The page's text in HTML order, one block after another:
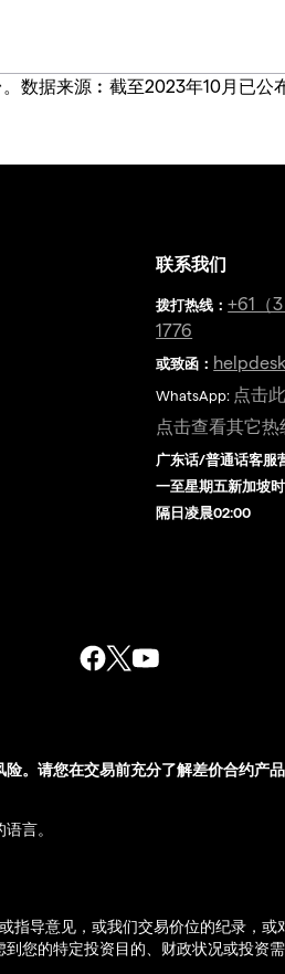
数据来源︰截至2023年10月已公
联系我们
拨打热线 ：+61（
1776
或致函：
WhatsApp: 点击
点击查看其它热
广东话/普通话客服
一至星期五新加坡
隔日凌晨02:00
。请您在交易前充分了解差价合约产
言。
指导意见，或我们交易价位的纪录，或
您的特定投资目的、财政状况或投资